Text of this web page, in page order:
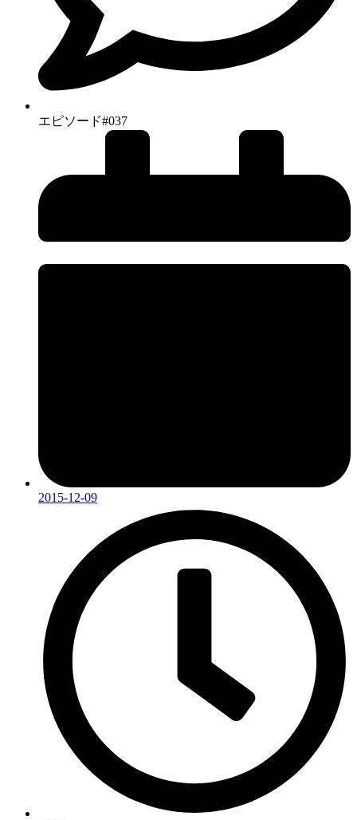
エピソード#037
2015-12-09